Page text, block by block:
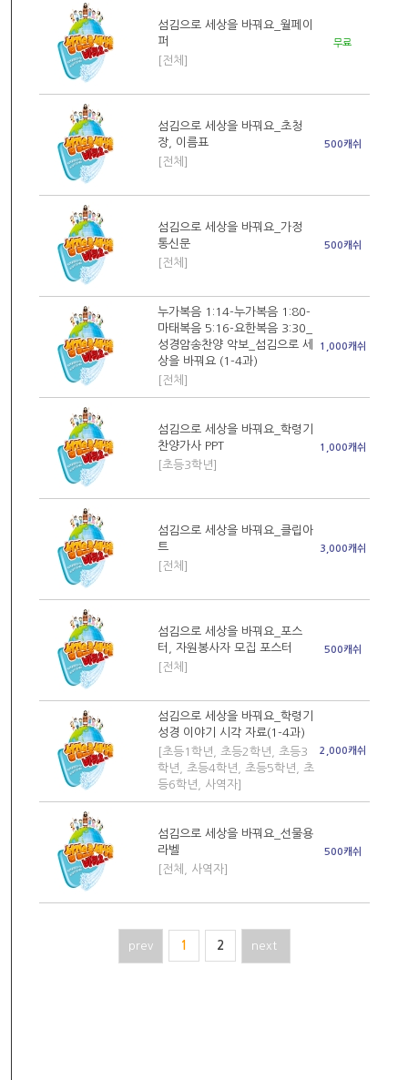
섬김으로 세상을 바꿔요_월페이
퍼
[전체]
무료
섬김으로 세상을 바꿔요_초청
장, 이름표
[전체]
500캐쉬
섬김으로 세상을 바꿔요_가정
통신문
[전체]
500캐쉬
누가복음 1:14-누가복음 1:80-
마태복음 5:16-요한복음 3:30_
성경암송찬양 악보_섬김으로 세
상을 바꿔요 (1-4과)
[전체]
1,000캐쉬
섬김으로 세상을 바꿔요_학령기
찬양가사 PPT
[초등3학년]
1,000캐쉬
섬김으로 세상을 바꿔요_클립아
트
[전체]
3,000캐쉬
섬김으로 세상을 바꿔요_포스
터, 자원봉사자 모집 포스터
[전체]
500캐쉬
섬김으로 세상을 바꿔요_학령기
성경 이야기 시각 자료(1-4과)
[초등1학년, 초등2학년, 초등3
학년, 초등4학년, 초등5학년, 초
등6학년, 사역자]
2,000캐쉬
섬김으로 세상을 바꿔요_선물용
라벨
[전체, 사역자]
500캐쉬
prev 1 2 next